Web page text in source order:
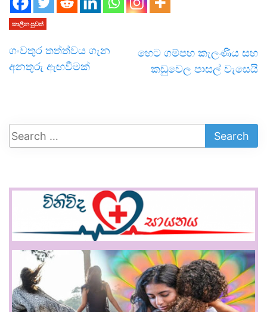
කාලීන පුවත්
ගංවතුර තත්ත්වය ගැන
අනතුරු ඇඟවීමක්
හෙට ගම්පහ කැලණිය සහ
කඩුවෙල පාසල් වැසෙයි